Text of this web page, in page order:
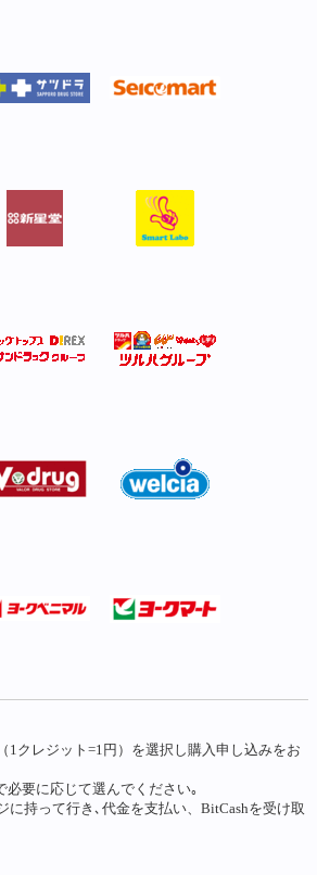
1クレジット=1円）を選択し購入申し込みをお
必要に応じて選んでください｡
に持って行き､代金を支払い、BitCashを受け取